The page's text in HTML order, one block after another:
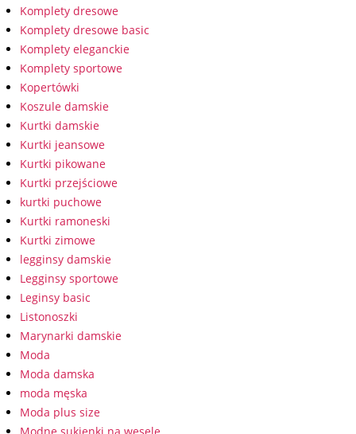
Komplety dresowe
Komplety dresowe basic
Komplety eleganckie
Komplety sportowe
Kopertówki
Koszule damskie
Kurtki damskie
Kurtki jeansowe
Kurtki pikowane
Kurtki przejściowe
kurtki puchowe
Kurtki ramoneski
Kurtki zimowe
legginsy damskie
Legginsy sportowe
Leginsy basic
Listonoszki
Marynarki damskie
Moda
Moda damska
moda męska
Moda plus size